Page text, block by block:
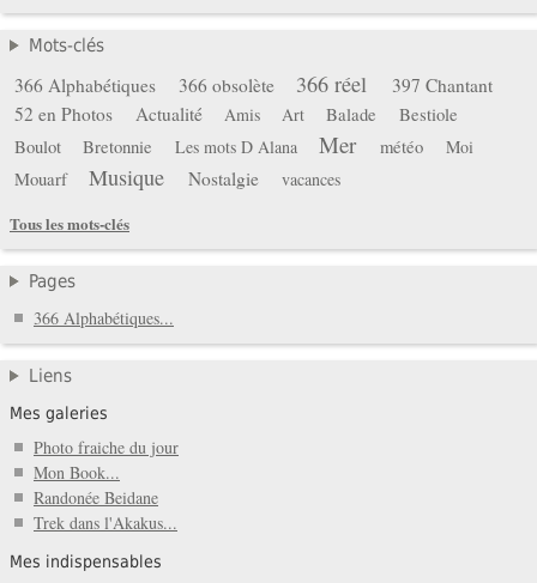
Mots-clés
366 Alphabétiques 366 obsolète 366 réel
397 Chantant
52 en Photos
Actualité Amis Art Balade
Bestiole
Boulot
Bretonnie Les mots D Alana Mer météo Moi
Mouarf Musique Nostalgie
vacances
Tous les mots-clés
Pages
366 Alphabétiques...
Liens
Mes galeries
Photo fraiche du jour
Mon Book...
Randonée Beidane
Trek dans l'Akakus...
Mes indispensables